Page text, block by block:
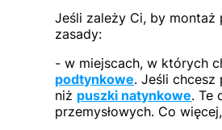
Jeśli zależy Ci, by montaż
zasady:
- w miejscach, w których
podtynkowe. Jeśli
niż puszki natynkowe. Te
przemysłowych. Co